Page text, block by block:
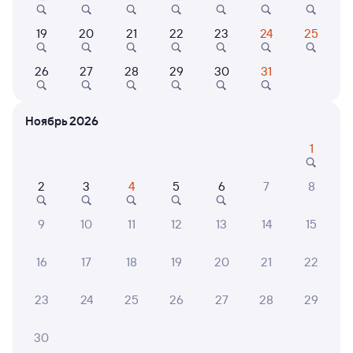
6 причин купить ж/д билеты
Онлайн-покупка за 4 минуты
Подробные ответы на вопросы о поездке или
7,7
Отель
Bezdna
Квартира
Уютная квартира
после ремонта в
19 20 21 22 23 24 25
26 27 28 29 30 31
Ноябрь 2026
1
2 3 4 5 6 7 8
9 10 11 12 13 14 15
16 17 18 19 20 21 22
23 24 25 26 27 28 29
30